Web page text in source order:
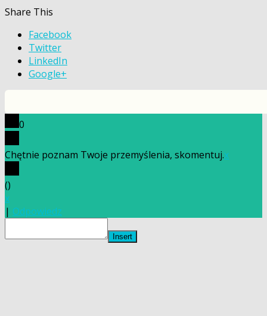
Share This
Facebook
Twitter
LinkedIn
Google+
0
Chętnie poznam Twoje przemyślenia, skomentuj.x
()
x
| Odpowiedz
Insert